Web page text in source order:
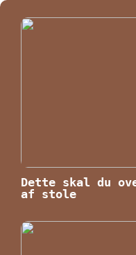
Dette skal du
af stole